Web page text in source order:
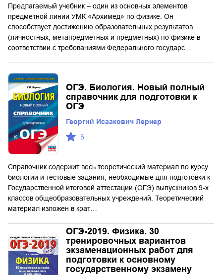
Предлагаемый учебник – один из основных элементов
предметной линии УМК «Архимед» по физике. Он
способствует достижению образовательных результатов
(личностных, метапредметных и предметных) по физике в
соответствии с требованиями Федерального государс…
ОГЭ. Биология. Новый полный
справочник для подготовки к
ОГЭ
Георгий Исаакович Лернер
5
Справочник содержит весь теоретический материал по курсу
биологии и тестовые задания, необходимые для подготовки к
Государственной итоговой аттестации (ОГЭ) выпускников 9-х
классов общеобразовательных учреждений. Теоретический
материал изложен в крат…
ОГЭ-2019. Физика. 30
тренировочных вариантов
экзаменационных работ для
подготовки к основному
государственному экзамену